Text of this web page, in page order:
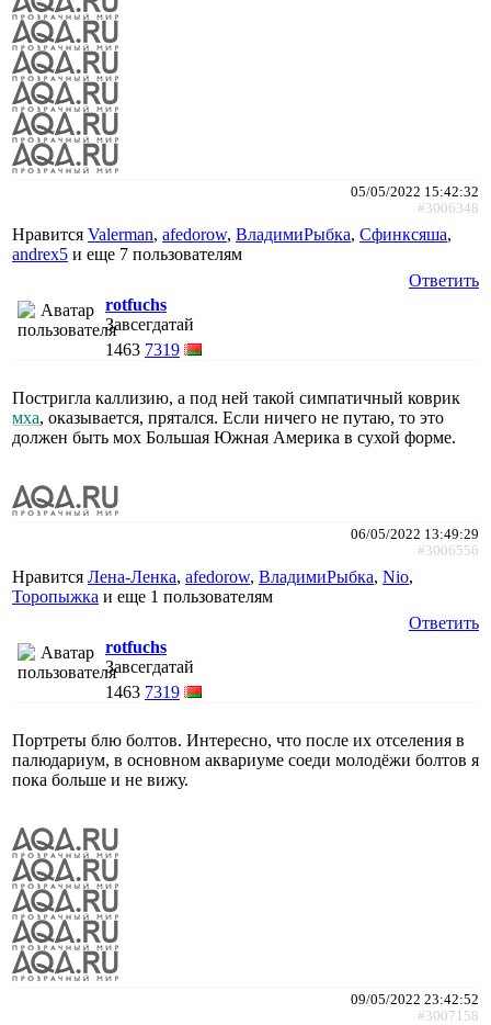
05/05/2022 15:42:32
#3006348
Нравится Valerman, afedorow, ВладимиРыбка, Сфинксяша,
andrex5 и еще 7 пользователям
Ответить
rotfuchs
Завсегдатай
1463 7319
Постригла каллизию, а под ней такой симпатичный коврик
мха, оказывается, прятался. Если ничего не путаю, то это
должен быть мох Большая Южная Америка в сухой форме.
06/05/2022 13:49:29
#3006556
Нравится Лена-Ленка, afedorow, ВладимиРыбка, Nio,
Торопыжка и еще 1 пользователям
Ответить
rotfuchs
Завсегдатай
1463 7319
Портреты блю болтов. Интересно, что после их отселения в
палюдариум, в основном аквариуме соеди молодёжи болтов я
пока больше и не вижу.
09/05/2022 23:42:52
#3007158